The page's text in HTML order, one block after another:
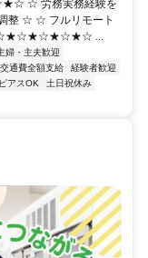
労務実務経験を
整 ☆ ☆ フルリモート
...
婦・主夫歓迎
交通費全額支給
経験者歓迎
ピアスOK
土日祝休み